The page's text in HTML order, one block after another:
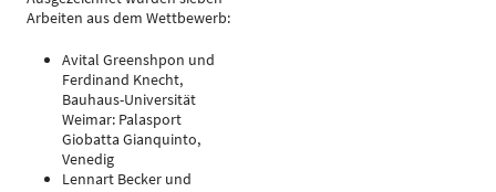
Arbeiten aus dem Wettbewerb:
Avital Greenshpon und
Ferdinand Knecht,
Bauhaus-Universität
Weimar: Palasport
Giobatta Gianquinto,
Venedig
Lennart Becker und